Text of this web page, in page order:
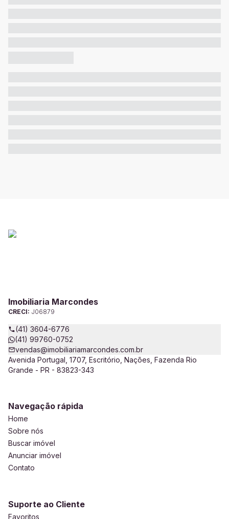
Imobiliaria Marcondes
CRECI: J06879
(41) 3604-6776
(41) 99760-0752
vendas@imobiliariamarcondes.com.br
Avenida Portugal, 1707, Escritório, Nações, Fazenda Rio
Grande - PR - 83823-343
Navegação rápida
Home
Sobre nós
Buscar imóvel
Anunciar imóvel
Contato
Suporte ao Cliente
Favoritos